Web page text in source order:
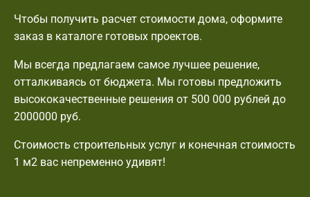
Чтобы получить расчет стоимости дома, оформите
заказ в каталоге готовых проектов.
Мы всегда предлагаем самое лучшее решение,
отталкиваясь от бюджета. Мы готовы предложить
высококачественные решения от 500 000 рублей до
2000000 руб.
Стоимость строительных услуг и конечная стоимость
1 м2 вас непременно удивят!